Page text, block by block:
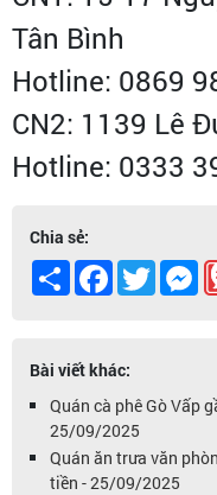
Tân Bình
Hotline: 0869
CN2: 1139 Lê
Hotline: 0333
Chia sẻ:
Share FacebookTwitter
Bài viết khác:
Quán cà phê Gò Vấp
25/09/2025
Quán ăn trưa văn
tiền - 25/09/2025